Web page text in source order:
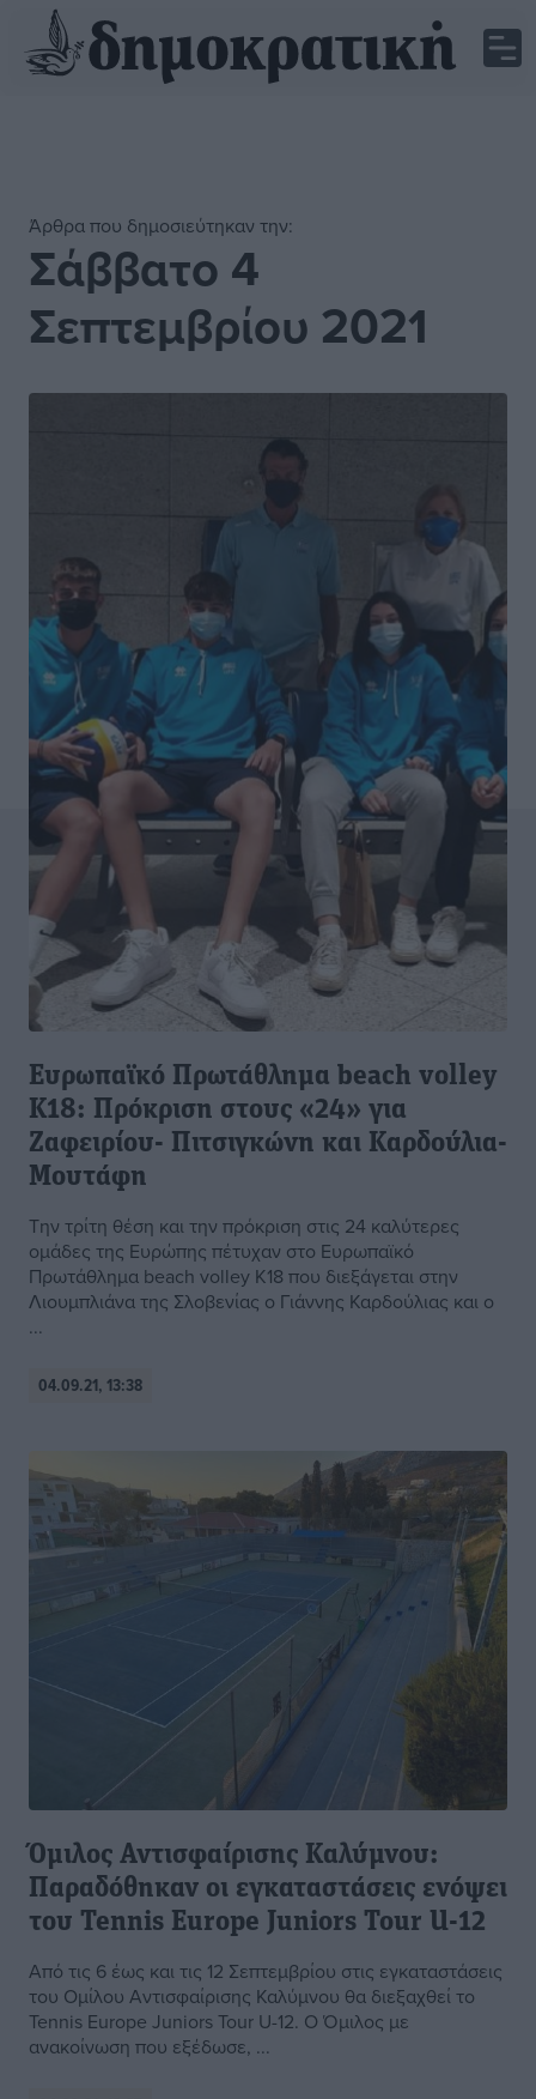
Άρθρα που δημοσιεύτηκαν την:
Σάββατο 4
Σεπτεμβρίου 2021
Ευρωπαϊκό Πρωτάθλημα beach volley
Κ18: Πρόκριση στους «24» για
Ζαφειρίου- Πιτσιγκώνη και Καρδούλια-
Μουτάφη
Την τρίτη θέση και την πρόκριση στις 24 καλύτερες
ομάδες της Ευρώπης πέτυχαν στο Ευρωπαϊκό
Πρωτάθλημα beach volley Κ18 που διεξάγεται στην
Λιουμπλιάνα της Σλοβενίας ο Γιάννης Καρδούλιας και ο
...
04.09.21, 13:38
Όμιλος Αντισφαίρισης Καλύμνου:
Παραδόθηκαν οι εγκαταστάσεις ενόψει
του Tennis Europe Juniors Tour U-12
Από τις 6 έως και τις 12 Σεπτεμβρίου στις εγκαταστάσεις
του Ομίλου Αντισφαίρισης Καλύμνου θα διεξαχθεί το
Tennis Europe Juniors Tour U-12. Ο Όμιλος με
ανακοίνωση που εξέδωσε, ...